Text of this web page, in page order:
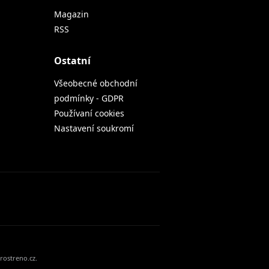
Magazin
RSS
Ostatní
Všeobecné obchodní
podmínky - GDPR
Používaní cookies
Nastavení soukromí